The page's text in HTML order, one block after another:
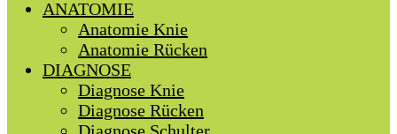
ANATOMIE
Anatomie Knie
Anatomie Rücken
DIAGNOSE
Diagnose Knie
Diagnose Rücken